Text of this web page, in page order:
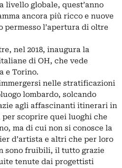
livello globale, quest’anno
ancora più ricco e nuove
permesso l’apertura di oltre
nel 2018, inaugura la
di OH, che vede
e Torino.
nelle stratificazioni
lombardo, solcando
agli affascinanti itinerari in
scoprire quei luoghi che
ma di cui non si conosce la
d’artista e altri che per loro
sono fruibili, il tutto grazie
tenute dai progettisti